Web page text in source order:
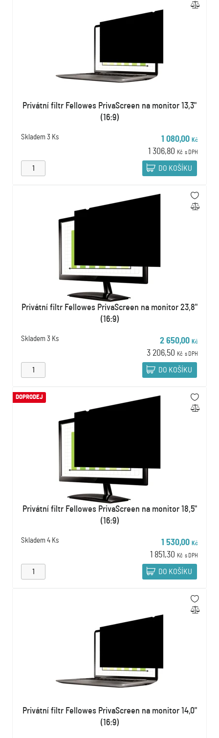
Privátní filtr Fellowes PrivaScreen na monitor 13,3"
(16:9)
Skladem 3 Ks 1 080,00 Kč
1 306,80 Kč s DPH
DO KOŠÍKU
Privátní filtr Fellowes PrivaScreen na monitor 23,8"
(16:9)
Skladem 3 Ks 2 650,00 Kč
3 206,50 Kč s DPH
DO KOŠÍKU
DOPRODEJ
Privátní filtr Fellowes PrivaScreen na monitor 18,5"
(16:9)
Skladem 4 Ks 1 530,00 Kč
1 851,30 Kč s DPH
DO KOŠÍKU
Privátní filtr Fellowes PrivaScreen na monitor 14,0"
(16:9)